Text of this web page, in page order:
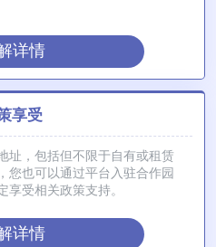
详情
享受
址，包括但不限于自有或租赁
您也可以通过平台入驻合作园
享受相关政策支持。
详情